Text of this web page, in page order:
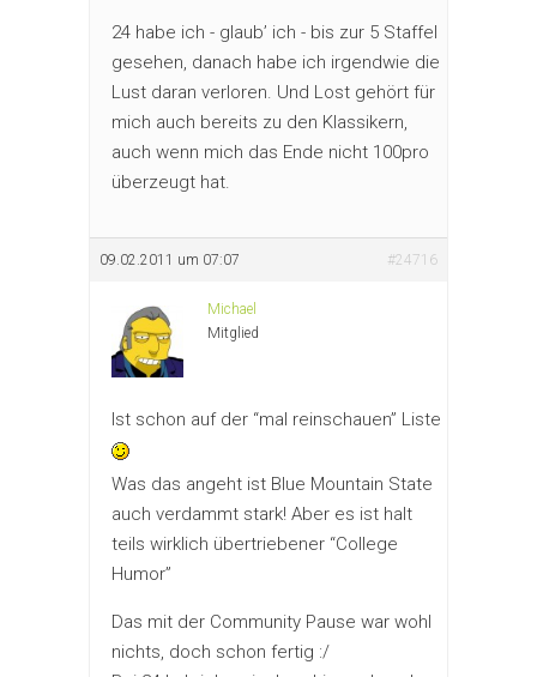
24 habe ich - glaub’ ich - bis zur 5 Staffel
gesehen, danach habe ich irgendwie die
Lust daran verloren. Und Lost gehört für
mich auch bereits zu den Klassikern,
auch wenn mich das Ende nicht 100pro
überzeugt hat.
09.02.2011 um 07:07 #24716
Michael
Mitglied
Ist schon auf der “mal reinschauen” Liste
Was das angeht ist Blue Mountain State
auch verdammt stark! Aber es ist halt
teils wirklich übertriebener “College
Humor”
Das mit der Community Pause war wohl
nichts, doch schon fertig :/